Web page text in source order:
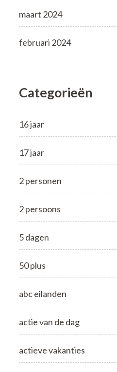
maart 2024
februari 2024
Categorieën
16 jaar
17 jaar
2 personen
2 persoons
5 dagen
50 plus
abc eilanden
actie van de dag
actieve vakanties